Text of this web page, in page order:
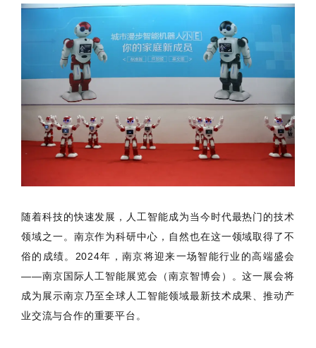
随着科技的快速发展，人工智能成为当今时代最热门的技术
领域之一。南京作为科研中心，自然也在这一领域取得了不
俗的成绩。2024年，南京将迎来一场智能行业的高端盛会
——南京国际人工智能展览会（南京智博会）。这一展会将
成为展示南京乃至全球人工智能领域最新技术成果、推动产
业交流与合作的重要平台。